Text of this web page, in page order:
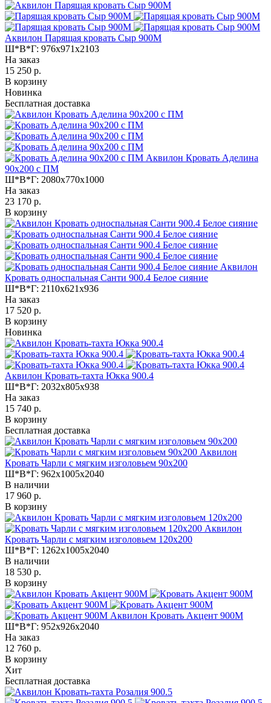
Аквилон Парящая кровать Сыр 900М
Ш*В*Г: 976x971x2103
На заказ
15 250 р.
В корзину
Новинка
Бесплатная доставка
Аквилон Кровать Аделина
90х200 с ПМ
Ш*В*Г: 2080x770x1000
На заказ
23 170 р.
В корзину
Аквилон
Кровать односпальная Санти 900.4 Белое сияние
Ш*В*Г: 2110x621x936
На заказ
17 520 р.
В корзину
Новинка
Аквилон Кровать-тахта Юкка 900.4
Ш*В*Г: 2032x805x938
На заказ
15 740 р.
В корзину
Бесплатная доставка
Аквилон
Кровать Чарли с мягким изголовьем 90х200
Ш*В*Г: 962x1005x2040
В наличии
17 960 р.
В корзину
Аквилон
Кровать Чарли с мягким изголовьем 120х200
Ш*В*Г: 1262x1005x2040
В наличии
18 530 р.
В корзину
Аквилон Кровать Акцент 900М
Ш*В*Г: 952x926x2040
На заказ
12 760 р.
В корзину
Хит
Бесплатная доставка